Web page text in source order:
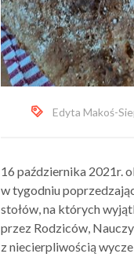
Edyta Makoś-
16 października 2021r.
w tygodniu
stołów, na których
przez Rodziców,
z niecierpliwością